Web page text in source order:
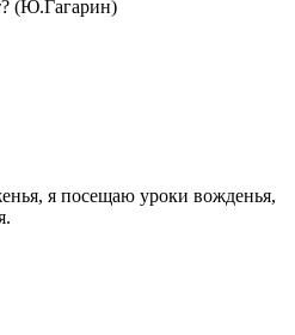
(Ю.Гагарин)
я посещаю уроки вожденья,